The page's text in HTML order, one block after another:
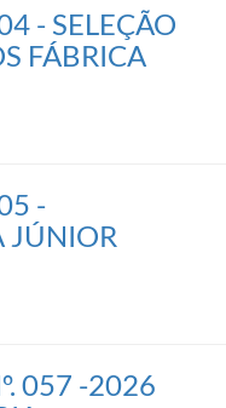
- SELEÇÃO
FÁBRICA
-
JÚNIOR
057 -2026